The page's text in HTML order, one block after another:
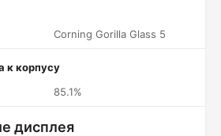
Corning Gorilla Glass 5
к корпусу
85.1%
дисплея